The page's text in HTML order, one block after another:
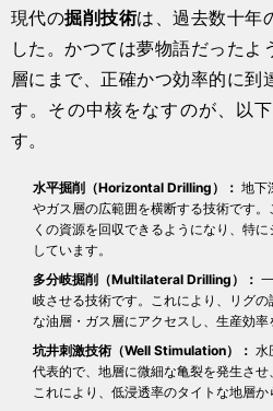
現代の掘削技術は、過去数十年
した。かつては夢物語だったよ
層にまで、正確かつ効率的に到
す。その中核をなすのが、以
す。
水平掘削（Horizontal Drilling）： 地下
やガス層の広範囲を横断する技術です
くの資源を回収できるようになり、特
しています。
多分岐掘削（Multilateral Drilling）：
岐させる技術です。これにより、リグ
な油層・ガス層にアクセスし、生産効率
坑井刺激技術（Well Stimulation）： 水
代表的で、地層に微細な亀裂を発生させ
これにより、低浸透率のタイトな地層か